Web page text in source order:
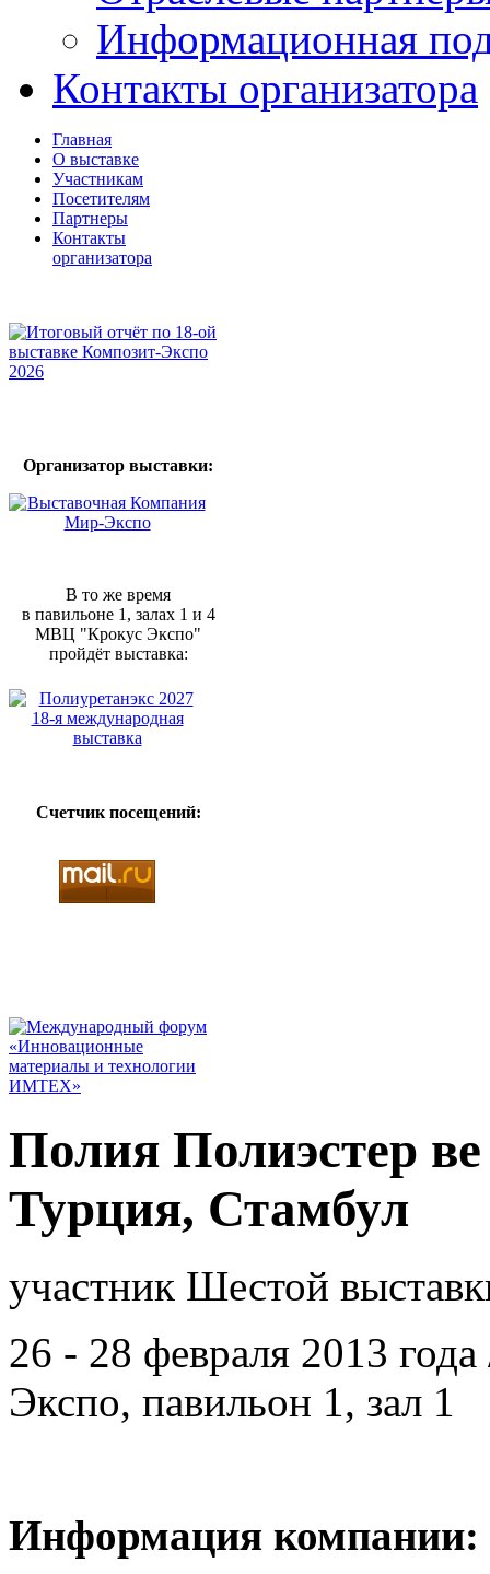
Информационная
Контакты организатора
Главная
О выставке
Участникам
Посетителям
Партнеры
Контакты
организатора
Организатор выставки:
В то же время
в павильоне 1, залах 1 и 4
МВЦ "Крокус Экспо"
пройдёт выставка:
Счетчик посещений:
Полия Полиэстер
Турция, Стамбул
участник Шестой
26 - 28 февраля 2013
Экспо, павильон 1, зал 1
Информация компании: